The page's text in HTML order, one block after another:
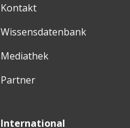
Kontakt
Wissensdatenbank
Mediathek
Partner
International